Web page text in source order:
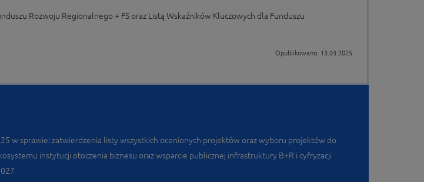
Rozwoju Regionalnego + FS oraz Listą Wskaźników Kluczowych dla Funduszu
Opublikowano: 13.03.2025
w sprawie: zatwierdzenia listy wszystkich ocenionych projektów oraz wyboru projektów do
instytucji otoczenia biznesu oraz wsparcie publicznej infrastruktury B+R i cyfryzacji